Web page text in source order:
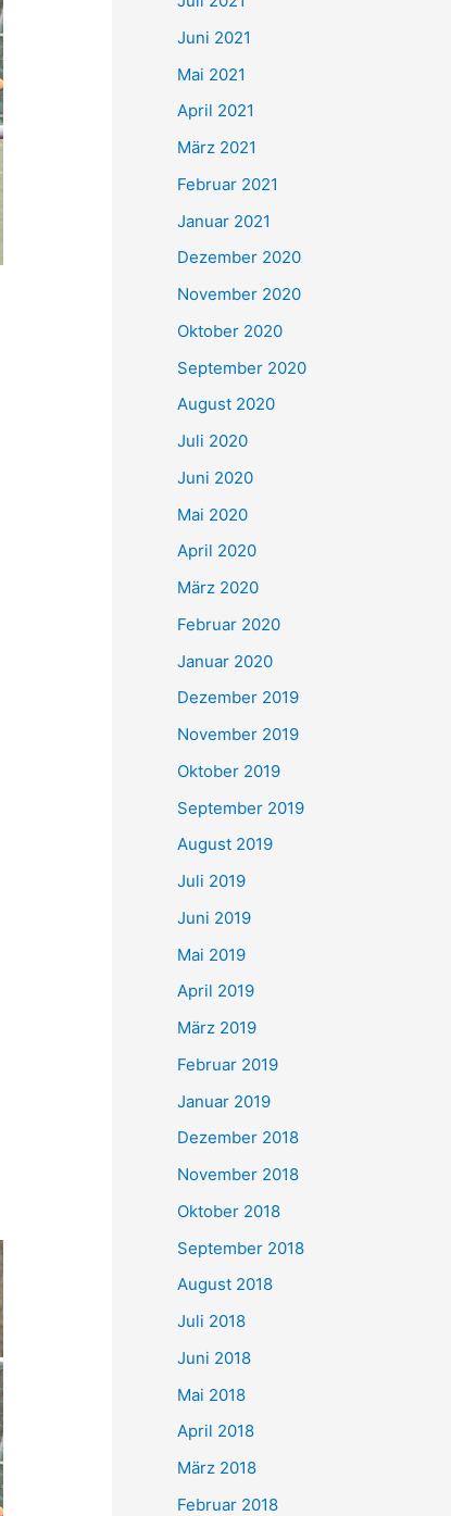
h
:
Juni 2021
Mai 2021
April 2021
März 2021
Februar 2021
Januar 2021
Dezember 2020
November 2020
Oktober 2020
September 2020
August 2020
Juli 2020
Juni 2020
Mai 2020
April 2020
März 2020
Februar 2020
Januar 2020
Dezember 2019
November 2019
Oktober 2019
September 2019
August 2019
Juli 2019
Juni 2019
Mai 2019
April 2019
März 2019
Februar 2019
Januar 2019
Dezember 2018
November 2018
Oktober 2018
September 2018
August 2018
Juli 2018
Juni 2018
Mai 2018
April 2018
März 2018
Februar 2018